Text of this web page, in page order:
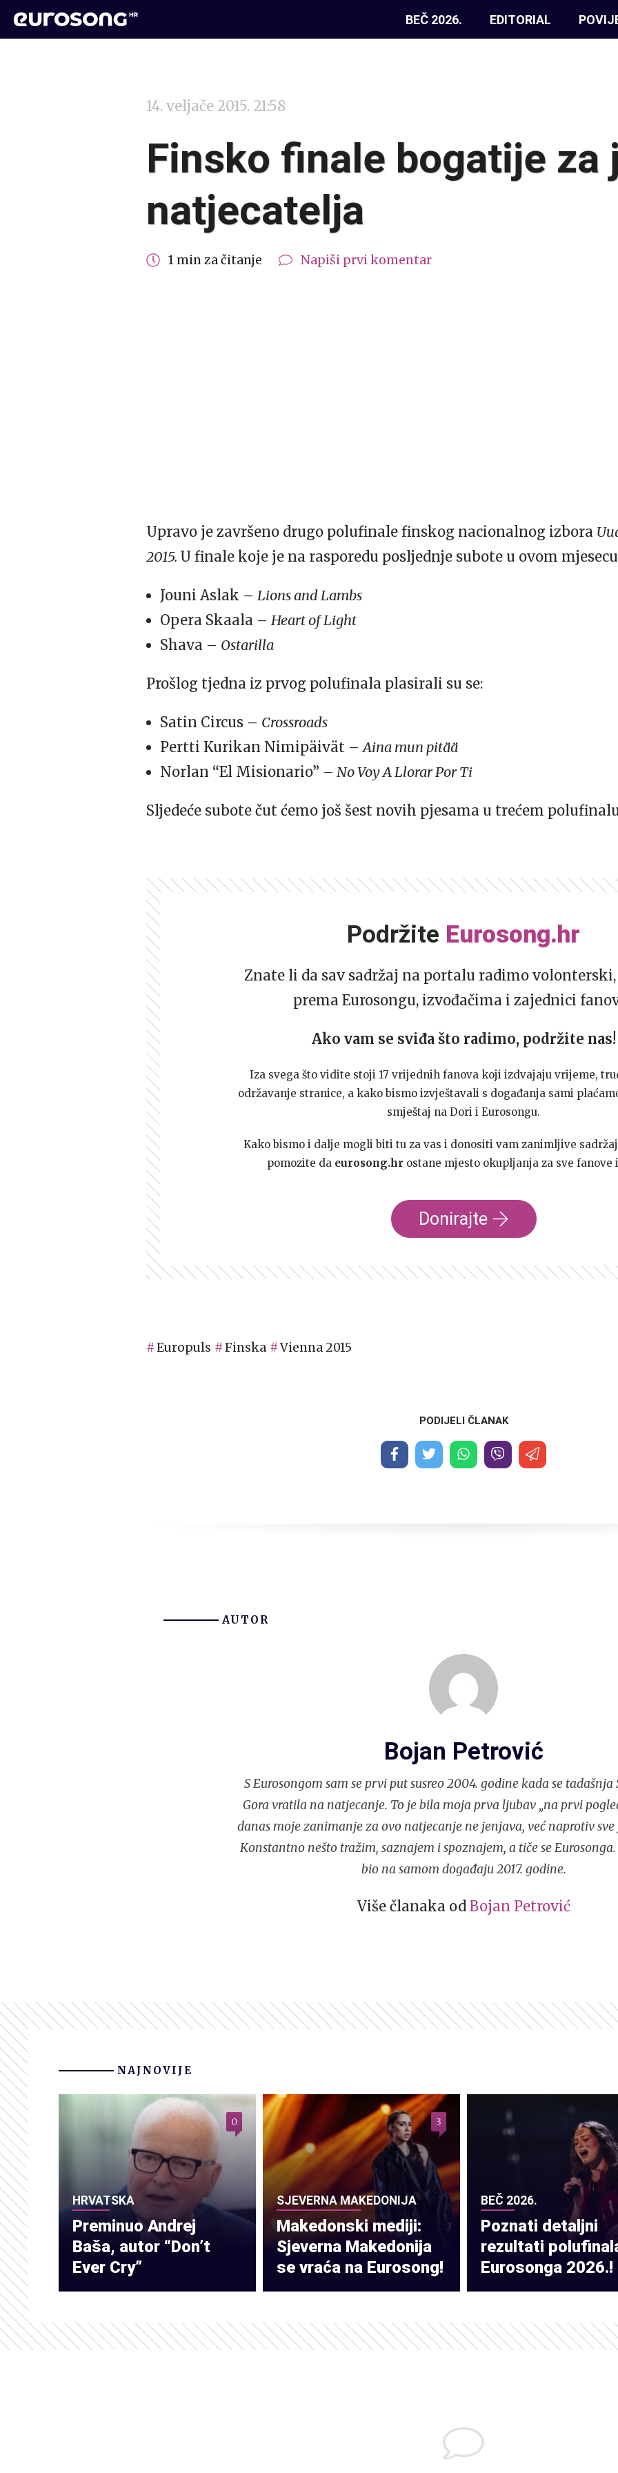
BEČ 2026. EDITORIAL
14. veljače 2015. 21:58
Finsko finale bogatije za
natjecatelja
1 min za čitanje Napiši prvi komentar
Upravo je završeno drugo polufinale finskog nacionalnog izbora
2015. U finale koje je na rasporedu posljednje subote u ovom
Jouni Aslak – Lions and Lambs
Opera Skaala – Heart of Light
Shava – Ostarilla
Prošlog tjedna iz prvog polufinala plasirali su se:
Satin Circus – Crossroads
Pertti Kurikan Nimipäivät –Aina mun pitää
Norlan “El Misionario” – No Voy A Llorar Por Ti
Sljedeće subote čut ćemo još šest novih pjesama u trećem
Podržite Eurosong.hr
Znate li da sav sadržaj na portalu radimo
prema Eurosongu, izvođačima i zajednici
Ako vam se sviđa što radimo, podržite nas!
Iza svega što vidite stoji 17 vrijednih fanova koji izdvajaju vrijeme,
održavanje stranice, a kako bismo izvještavali s događanja sami
smještaj na Dori i Eurosongu.
Kako bismo i dalje mogli biti tu za vas i donositi vam zanimljive
pomozite da eurosong.hr ostane mjesto okupljanja za sve fanove
Donirajte
Europuls Finska Vienna 2015
PODIJELI ČLANAK
AUTOR
Bojan Petrović
S Eurosongom sam se prvi put susreo 2004. godine kada se tadašnja
Gora vratila na natjecanje. To je bila moja prva ljubav „na prvi
danas moje zanimanje za ovo natjecanje ne jenjava, već naprotiv sve
Konstantno nešto tražim, saznajem i spoznajem, a tiče se
bio na samom događaju 2017. godine.
Više članaka od Bojan Petrović
NAJNOVIJE
HRVATSKA
Preminuo Andrej
Baša, autor “Don’t
Ever Cry”
0
SJEVERNA MAKEDONIJA
Makedonski mediji:
Sjeverna Makedonija
se vraća na Eurosong!
3
BEČ 2026.
Poznati detaljni
rezultati
Eurosonga 2026.!